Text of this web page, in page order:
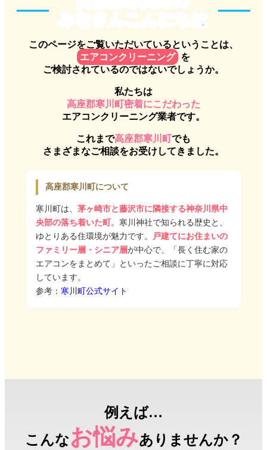
このページをご覧いただいているということは、
エアコンクリーニング を
ご検討されているのではないでしょうか。
私たちは
高座郡寒川町密着にこだわった
エアコンクリーニング業者です。
これまで高座郡寒川町でも
さまざまなご相談をお受けしてきました。
高座郡寒川町について
寒川町は、 茅ヶ崎市と藤沢市に隣接する神奈川県中
央部の落ち着いた町
。寒川神社で知られる歴史と、
ゆとりある住環境が魅力です。
戸建てにお住まいの
ファミリー層・シニア層が中心で、「長く住む家の
エアコンをまとめて」といったご相談に丁寧に対応
しています。
参考： 寒川町公式サイト
例えば…
こんなお悩みありませんか？